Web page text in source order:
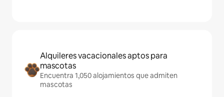
Alquileres vacacionales aptos para
mascotas
Encuentra 1,050 alojamientos que admiten
mascotas